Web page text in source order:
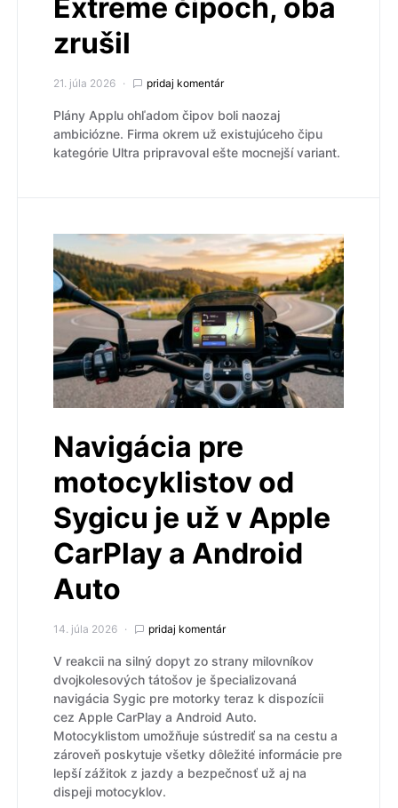
Extreme čipoch, oba
zrušil
21. júla 2026 pridaj komentár
Plány Applu ohľadom čipov boli naozaj
ambiciózne. Firma okrem už existujúceho čipu
kategórie Ultra pripravoval ešte mocnejší variant.
Navigácia pre
motocyklistov od
Sygicu je už v Apple
CarPlay a Android
Auto
14. júla 2026 pridaj komentár
V reakcii na silný dopyt zo strany milovníkov
dvojkolesových tátošov je špecializovaná
navigácia Sygic pre motorky teraz k dispozícii
cez Apple CarPlay a Android Auto.
Motocyklistom umožňuje sústrediť sa na cestu a
zároveň poskytuje všetky dôležité informácie pre
lepší zážitok z jazdy a bezpečnosť už aj na
dispeji motocyklov.